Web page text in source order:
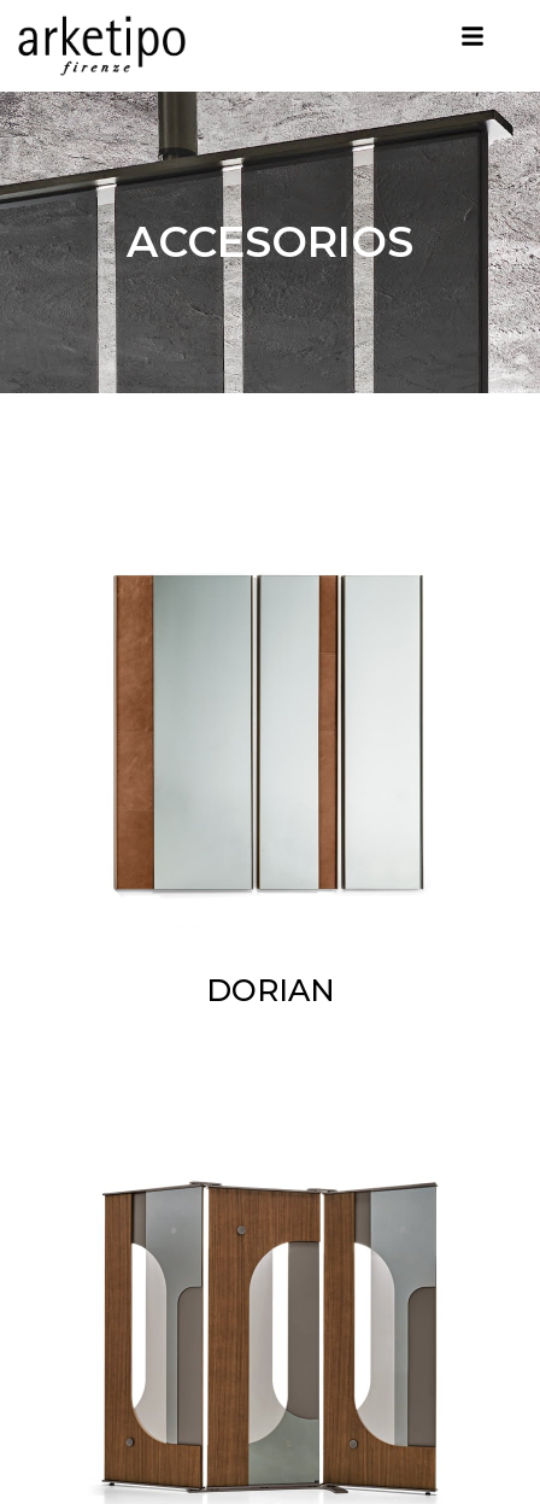
ACCESORIOS
DORIAN